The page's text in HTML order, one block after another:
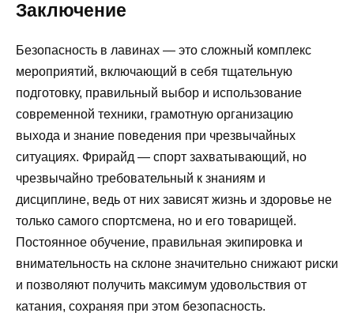
Заключение
Безопасность в лавинах — это сложный комплекс
мероприятий, включающий в себя тщательную
подготовку, правильный выбор и использование
современной техники, грамотную организацию
выхода и знание поведения при чрезвычайных
ситуациях. Фрирайд — спорт захватывающий, но
чрезвычайно требовательный к знаниям и
дисциплине, ведь от них зависят жизнь и здоровье не
только самого спортсмена, но и его товарищей.
Постоянное обучение, правильная экипировка и
внимательность на склоне значительно снижают риски
и позволяют получить максимум удовольствия от
катания, сохраняя при этом безопасность.